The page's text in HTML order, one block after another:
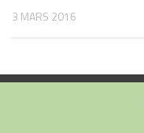
3 MARS 2016